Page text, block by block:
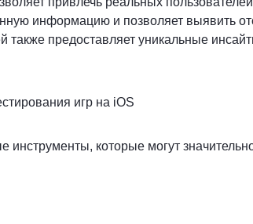
информацию и позволяет выявить
также предоставляет уникальные
игр на iOS
инструменты, которые могут